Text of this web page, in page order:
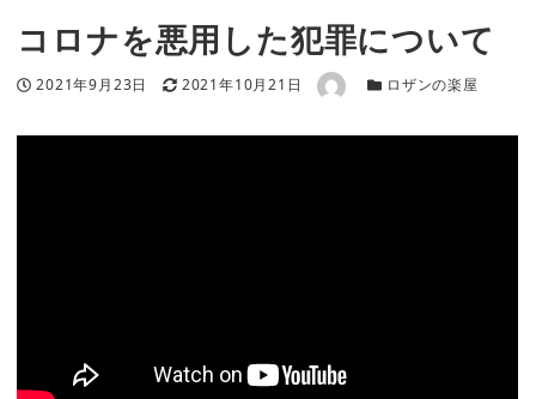
コロナを悪用した犯罪について
投稿日
2021年9月23日 更新日
2021年10月21日 著者 カテゴリー
ロザンの楽屋